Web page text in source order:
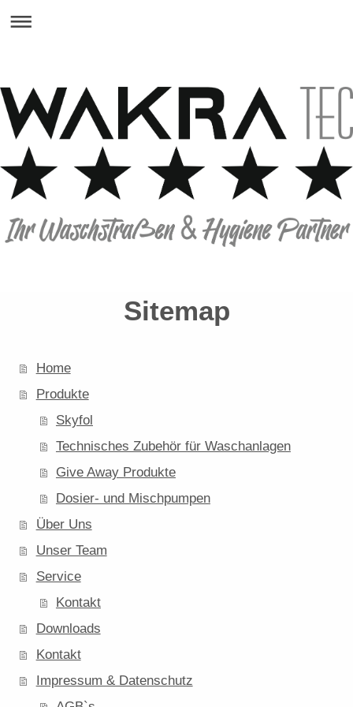
Sitemap
Home
Produkte
Skyfol
Technisches Zubehör für Waschanlagen
Give Away Produkte
Dosier- und Mischpumpen
Über Uns
Unser Team
Service
Kontakt
Downloads
Kontakt
Impressum & Datenschutz